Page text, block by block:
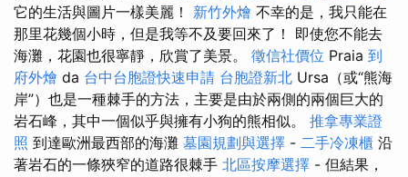
它的生活與圖片一樣美麗！ 新竹外燴 不幸的是，我只能在
那里花幾個小時，但是我等不及要回來了！ 即使您不能去
海灘，花園也很寧靜，欣賞了美景。 徵信社價位 Praia 到
府外燴 da 台中台胞證快速申請 台胞證新北 Ursa（或“熊海
岸”）也是一種棘手的方法，主要是由於兩側的兩個巨大的
岩石峰，其中一個似乎與擁有小狗的熊相似。 推拿專業證
照 到達歐洲最西部的海灘 墓園規劃與選擇 - 二手冷凍櫃 沿
著岩石的一條狹窄的道路很棘手 北區按摩選擇 - 但結果，